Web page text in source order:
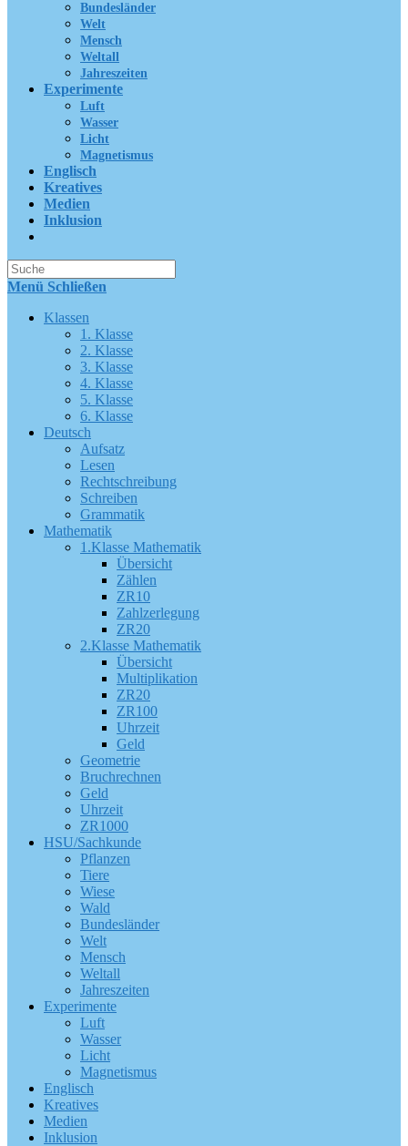
Bundesländer
Welt
Mensch
Weltall
Jahreszeiten
Experimente
Luft
Wasser
Licht
Magnetismus
Englisch
Kreatives
Medien
Inklusion
Suche
nach:
Menü Schließen
Klassen
1. Klasse
2. Klasse
3. Klasse
4. Klasse
5. Klasse
6. Klasse
Deutsch
Aufsatz
Lesen
Rechtschreibung
Schreiben
Grammatik
Mathematik
1.Klasse Mathematik
Übersicht
Zählen
ZR10
Zahlzerlegung
ZR20
2.Klasse Mathematik
Übersicht
Multiplikation
ZR20
ZR100
Uhrzeit
Geld
Geometrie
Bruchrechnen
Geld
Uhrzeit
ZR1000
HSU/Sachkunde
Pflanzen
Tiere
Wiese
Wald
Bundesländer
Welt
Mensch
Weltall
Jahreszeiten
Experimente
Luft
Wasser
Licht
Magnetismus
Englisch
Kreatives
Medien
Inklusion